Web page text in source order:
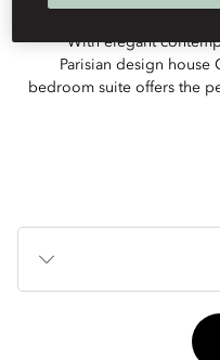
With elegant
Parisian design house
bedroom suite offers the